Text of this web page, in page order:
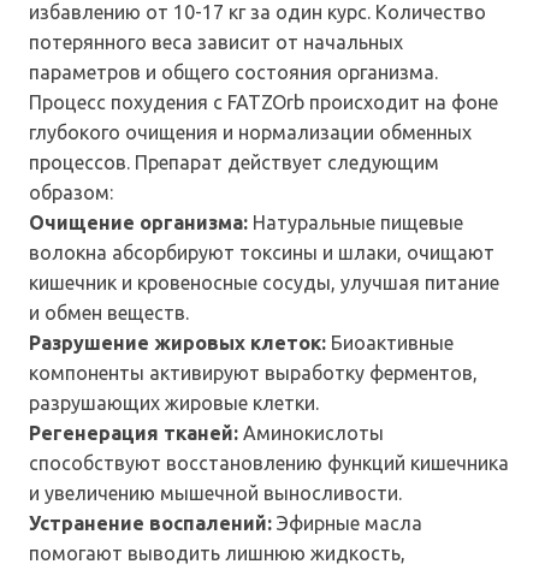
избавлению от 10-17 кг за один курс. Количество
потерянного веса зависит от начальных
параметров и общего состояния организма.
Процесс похудения с FATZOrb происходит на фоне
глубокого очищения и нормализации обменных
процессов. Препарат действует следующим
образом:
Очищение организма: Натуральные пищевые
волокна абсорбируют токсины и шлаки, очищают
кишечник и кровеносные сосуды, улучшая питание
и обмен веществ.
Разрушение жировых клеток: Биоактивные
компоненты активируют выработку ферментов,
разрушающих жировые клетки.
Регенерация тканей: Аминокислоты
способствуют восстановлению функций кишечника
и увеличению мышечной выносливости.
Устранение воспалений: Эфирные масла
помогают выводить лишнюю жидкость,